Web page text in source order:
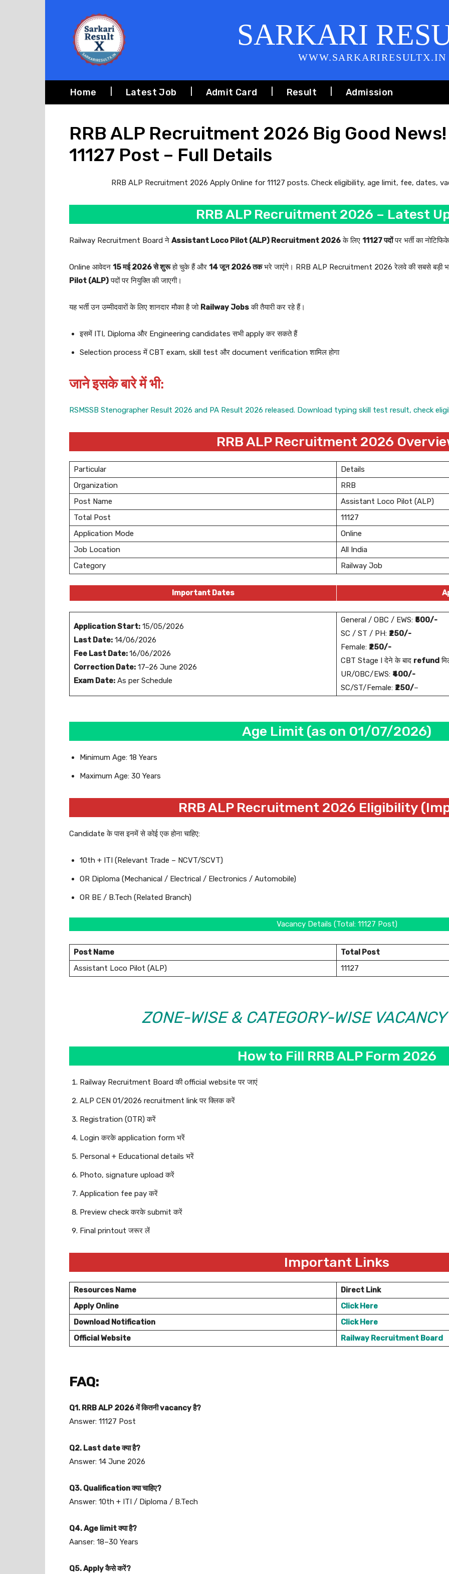
SARKARI
WWW.SARKARIRESULTX.IN
Home Latest Job Admit Card Result Admission
RRB ALP Recruitment 2026 Big Good
11127 Post – Full Details
RRB ALP Recruitment 2026 Apply Online for 11127 posts. Check eligibility, age limit, fee, dates,
RRB ALP Recruitment 2026 – Latest
Railway Recruitment Board ने Assistant Loco Pilot (ALP) Recruitment 2026के लिए 11127 पदोंपर भर्ती का
Online आवेदन 15 मई 2026 से शुरूहो चुके हैं और 14 जून 2026 तकभरे जाएंगे। RRB ALP Recruitment 2026 रेलवे की सबसे बड़ी
Pilot (ALP)पदों पर नियुक्ति की जाएगी।
यह भर्ती उन उम्मीदवारों के लिए शानदार मौका है जो Railway Jobsकी तैयारी कर रहे हैं।
इसमें ITI, Diploma और Engineering candidates सभी apply कर सकते हैं
Selection process में CBT exam, skill test और document verification शामिल होगा
जाने इसके बारे में भी:
RSMSSB Stenographer Result 2026 and PA Result 2026 released. Download typing skill test result, check
RRB ALP Recruitment 2026
Particular
Details
Organization
RRB
Post Name
Assistant Loco Pilot (ALP)
Total Post
11127
Application Mode
Online
Job Location
All India
Category
Railway Job
Important Dates
Application Start: 15/05/2026
Last Date: 14/06/2026
Fee Last Date:16/06/2026
Correction Date: 17–26 June 2026
Exam Date: As per Schedule
General / OBC / EWS: ₹500/-
SC / ST / PH: ₹250/-
Female: ₹250/-
CBT Stage I देने के बाद refund
UR/OBC/EWS: ₹400/-
SC/ST/Female: ₹250/–
Age Limit (as on 01/07/2026)
Minimum Age: 18 Years
Maximum Age: 30 Years
RRB ALP Recruitment 2026 Eligibility
Candidate के पास इनमें से कोई एक होना चाहिए:
10th + ITI (Relevant Trade – NCVT/SCVT)
OR Diploma (Mechanical / Electrical / Electronics / Automobile)
OR BE / B.Tech (Related Branch)
Vacancy Details (Total: 11127 Post)
Post Name
Total Post
Assistant Loco Pilot (ALP)
11127
ZONE-WISE & CATEGORY-WISE VACANCY
How to Fill RRB ALP Form 2026
Railway Recruitment Board की official website पर जाएं
ALP CEN 01/2026 recruitment link पर क्लिक करें
Registration (OTR) करें
Login करके application form भरें
Personal + Educational details भरें
Photo, signature upload करें
Application fee pay करें
Preview check करके submit करें
Final printout जरूर लें
Important Links
Resources Name
Direct Link
Apply Online
Click Here
Download Notification
Click Here
Official Website
Railway Recruitment Board
FAQ:
Q1. RRB ALP 2026 में कितनी vacancy है?
Answer: 11127 Post
Q2. Last date क्या है?
Answer: 14 June 2026
Q3. Qualification क्या चाहिए?
Answer: 10th + ITI / Diploma / B.Tech
Q4. Age limit क्या है?
Aanser: 18–30 Years
Q5. Apply कैसे करें?